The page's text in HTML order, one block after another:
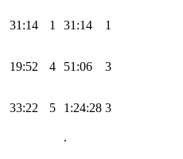
31:14 1 31:14 1
19:52 4 51:06 3
33:22 5 1:24:28 3
.